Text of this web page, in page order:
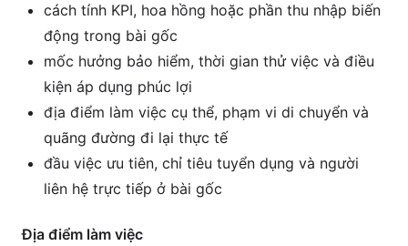
cách tính KPI, hoa hồng hoặc phần thu nhập biến
động trong bài gốc
mốc hưởng bảo hiểm, thời gian thử việc và điều
kiện áp dụng phúc lợi
địa điểm làm việc cụ thể, phạm vi di chuyển và
quãng đường đi lại thực tế
đầu việc ưu tiên, chỉ tiêu tuyển dụng và người
liên hệ trực tiếp ở bài gốc
Địa điểm làm việc